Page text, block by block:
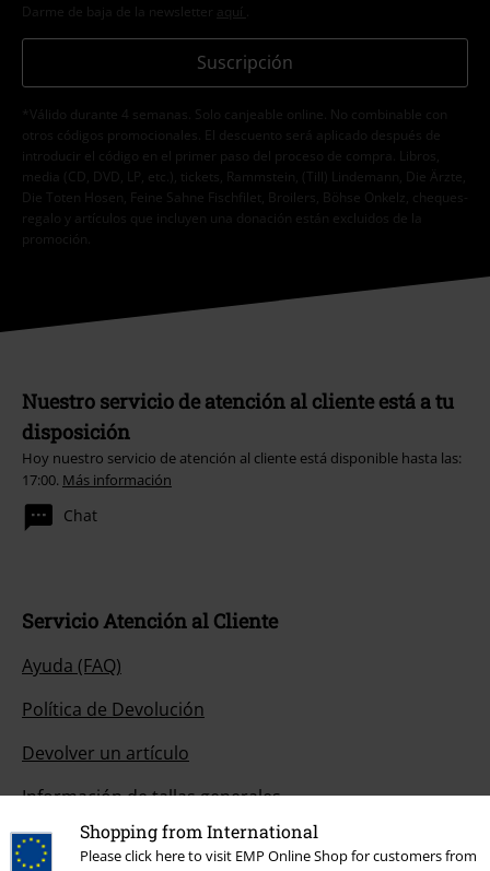
Shopping from International
Please click here to visit EMP Online Shop for customers from
Darme de baja de la newsletter
aquí
Suscripción
*Válido durante 4 semanas. Solo canjeable online. No combinable con
otros códigos promocionales. El descuento será aplicado después de
introducir el código en el primer paso del proceso de compra. Libros,
media (CD, DVD, LP, etc.), tickets, Rammstein, (Till) Lindemann, Die Ärzte,
Die Toten Hosen, Feine Sahne Fischfilet, Broilers, Böhse Onkelz, cheques-
regalo y artículos que incluyen una donación están excluidos de la
promoción.
Nuestro servicio de atención al cliente está a tu
disposición
Hoy nuestro servicio de atención al cliente está disponible hasta las:
17:00. Más información
Chat
Servicio Atención al Cliente
Ayuda (FAQ)
Política de Devolución
Devolver un artículo
Información de tallas generales
Cancelar mi membresía BSC